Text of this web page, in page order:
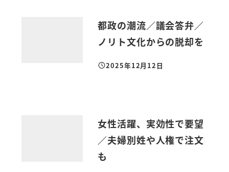
都政の潮流／議会答弁／
ノリト文化からの脱却を
投稿日
2025年12月12日
女性活躍、実効性で要望
／夫婦別姓や人権で注文
も